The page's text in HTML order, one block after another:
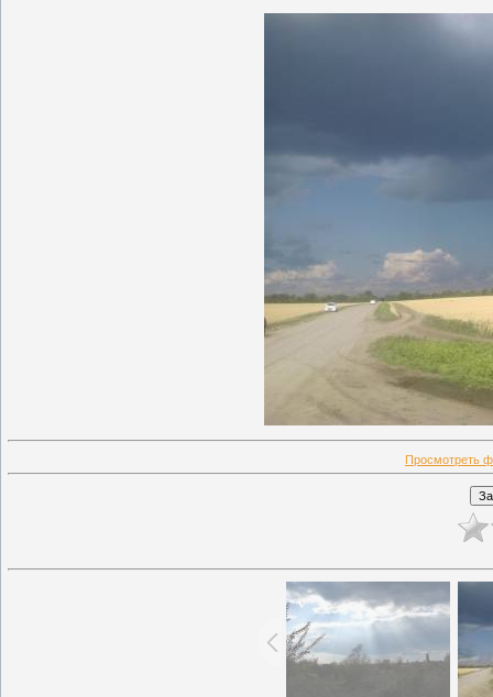
Просмотреть